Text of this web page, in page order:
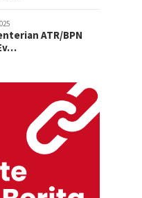
ATR/BPN